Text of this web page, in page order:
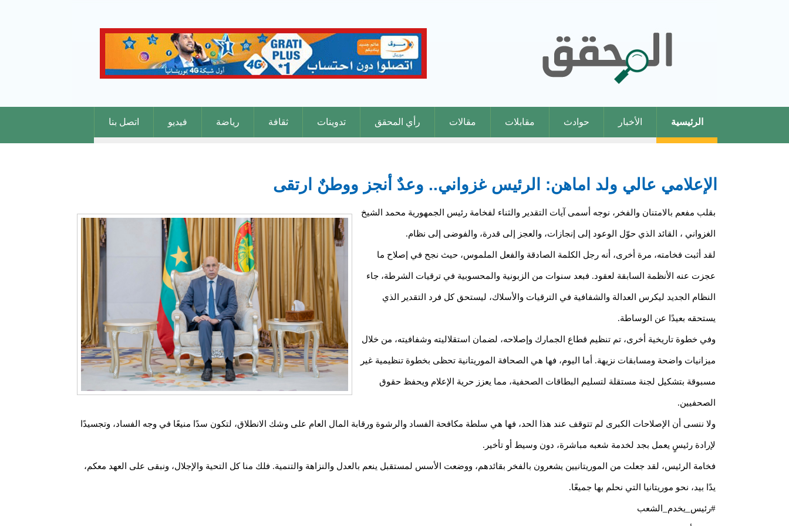
الرئيسية الأخبار حوادث مقابلات مقالات رأي المحقق تدوينات ثقافة رياضة فيديو اتصل بنا
الإعلامي عالي ولد اماهن: الرئيس غزواني.. وعدٌ أنجز ووطنٌ ارتقى
بقلب مفعم بالامتنان والفخر، نوجه أسمى آيات التقدير والثناء لفخامة رئيس الجمهورية محمد الشيخ
الغزواني ، القائد الذي حوّل الوعود إلى إنجازات، والعجز إلى قدرة، والفوضى إلى نظام.
لقد أثبت فخامته، مرة أخرى، أنه رجل الكلمة الصادقة والفعل الملموس، حيث نجح في إصلاح ما
عجزت عنه الأنظمة السابقة لعقود. فبعد سنوات من الزبونية والمحسوبية في ترقيات الشرطة، جاء
النظام الجديد ليكرس العدالة والشفافية في الترقيات والأسلاك، ليستحق كل فرد التقدير الذي
يستحقه بعيدًا عن الوساطة.
وفي خطوة تاريخية أخرى، تم تنظيم قطاع الجمارك وإصلاحه، لضمان استقلاليته وشفافيته، من خلال
ميزانيات واضحة ومسابقات نزيهة. أما اليوم، فها هي الصحافة الموريتانية تحظى بخطوة تنظيمية غير
مسبوقة بتشكيل لجنة مستقلة لتسليم البطاقات الصحفية، مما يعزز حرية الإعلام ويحفظ حقوق
الصحفيين.
ولا ننسى أن الإصلاحات الكبرى لم تتوقف عند هذا الحد، فها هي سلطة مكافحة الفساد والرشوة ورقابة المال العام على وشك الانطلاق، لتكون سدًا منيعًا في وجه الفساد، وتجسيدًا
لإرادة رئيسٍ يعمل بجد لخدمة شعبه مباشرة، دون وسيط أو تأخير.
فخامة الرئيس، لقد جعلت من الموريتانيين يشعرون بالفخر بقائدهم، ووضعت الأسس لمستقبل ينعم بالعدل والنزاهة والتنمية. فلك منا كل التحية والإجلال، ونبقى على العهد معكم،
يدًا بيد، نحو موريتانيا التي نحلم بها جميعًا.
#رئيس_يخدم_الشعب